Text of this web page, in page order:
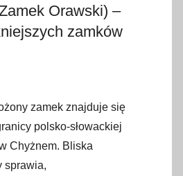
Orawski) –
zamków
zamek znajduje się
polsko-słowackiej
Chyżnem. Bliska
sprawia,